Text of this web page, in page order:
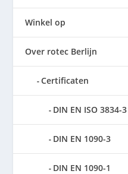
Winkel op
Over rotec Berlijn
Certificaten
DIN EN ISO 3834-3
DIN EN 1090-3
DIN EN 1090-1